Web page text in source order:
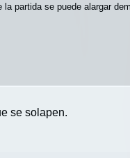
partida se puede alargar
se solapen.